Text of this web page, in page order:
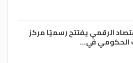
الرقمي يفتتح رسميًا مركز
الحكومي في…